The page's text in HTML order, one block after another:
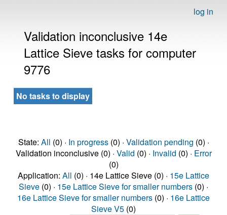
log in
Validation inconclusive 14e
Lattice Sieve tasks for computer
9776
No tasks to display
State: All (0) · In progress(0) · Validation pending (0) ·
Validation inconclusive (0) · Valid (0) · Invalid (0) · Error
(0)
Application: All (0) · 14e Lattice Sieve (0) · 15e Lattice
Sieve (0) · 15e Lattice Sieve for smaller numbers (0) ·
16e Lattice Sieve for smaller numbers (0) · 16e Lattice
Sieve V5 (0)